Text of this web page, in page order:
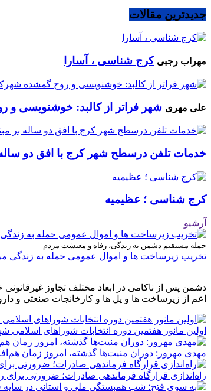
جدیدترین مقالات
مهراب رجبی کرج شناسی ، آسارا
علی مهری شهر فراتر از کالبد: خوشنویسی
خدمات تلفن درسطح شهر کرج با افق دو ساله
کرج شناسی ؛ عظیمیه
آرشیو
حمله مستقیم دشمن به زندگی، رفاه و معیشت مردم
تخریب زیرساخت ها و اموال عمومی حمله به زندگی
دشمن پس از ناکامی در ابعاد مختلف تجاوز
اعم از زیرساخت ها و پل ها و کارخانجات صنعتی و
اولین مانور هفتمین دوره انتخابات شوراهای اسلامی
مهدی مهرور: دوران منیت‌ها گذشته، امروز زمان
راه‌اندازی قرارگاه فرماندهی صادرات؛ ضرورتی برای